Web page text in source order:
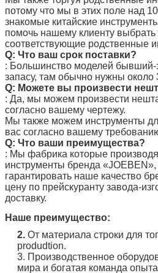
потому что мы в этих поле над
знакомые китайские
помочь нашему клиенту
соответствующие родственные
Q: Что ваш срок поставки?
: Большинство моделей бывший-
запасу, там обычно нужны около
Q: Можете вы произвести
: Да, мы можем произвести
согласно вашему чертежу.
Мы также можем инструменты
вас согласно вашему
Q: Что ваши преимущества?
: Мы фабрика которые
инструменты бренда «JOEBEN
гарантировать наше качество
цену по прейскуранту завода-
доставку.
Наше преимущество:
2. От материала строки для
produdtion.
3. Производственное
мира и богатая команда опыта